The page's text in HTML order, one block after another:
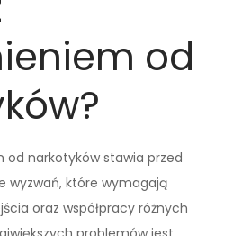
od
od narkotyków stawia przed
wyzwań, które wymagają
oraz współpracy różnych